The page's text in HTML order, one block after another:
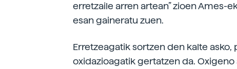
erretzaile arren artean” zioen Ames-
esan gaineratu zuen.
Erretzeagatik sortzen den kalte
oxidazioagatik gertatzen da.